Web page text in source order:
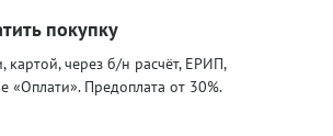
покупку
картой, через б/н расчёт, ЕРИП,
«Оплати». Предоплата от 30%.